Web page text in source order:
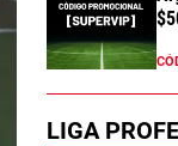
LIGA